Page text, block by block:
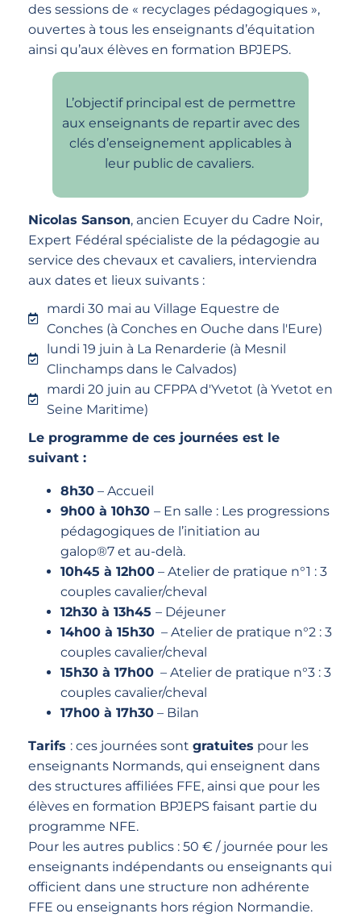
des sessions de « recyclages pédagogiques »,
ouvertes à tous les enseignants d’équitation
ainsi qu’aux élèves en formation BPJEPS.
L’objectif principal est de permettre
aux enseignants de repartir avec des
clés d’enseignement applicables à
leur public de cavaliers.
Nicolas Sanson, ancien Ecuyer du Cadre Noir,
Expert Fédéral spécialiste de la pédagogie au
service des chevaux et cavaliers, interviendra
aux dates et lieux suivants :
mardi 30 mai au Village Equestre de
Conches (à Conches en Ouche dans l'Eure)
lundi 19 juin à La Renarderie (à Mesnil
Clinchamps dans le Calvados)
mardi 20 juin au CFPPA d'Yvetot (à Yvetot en
Seine Maritime)
Le programme de ces journées est le
suivant :
8h30 – Accueil
9h00 à 10h30 – En salle : Les progressions
pédagogiques de l’initiation au
galop®7 et au-delà.
10h45 à 12h00 – Atelier de pratique n°1 : 3
couples cavalier/cheval
12h30 à 13h45 – Déjeuner
14h00 à 15h30 – Atelier de pratique n°2 : 3
couples cavalier/cheval
15h30 à 17h00 – Atelier de pratique n°3 : 3
couples cavalier/cheval
17h00 à 17h30 – Bilan
Tarifs : ces journées sont gratuites pour les
enseignants Normands, qui enseignent dans
des structures affiliées FFE, ainsi que pour les
élèves en formation BPJEPS faisant partie du
programme NFE.
Pour les autres publics : 50 € / journée pour les
enseignants indépendants ou enseignants qui
officient dans une structure non adhérente
FFE ou enseignants hors région Normandie.